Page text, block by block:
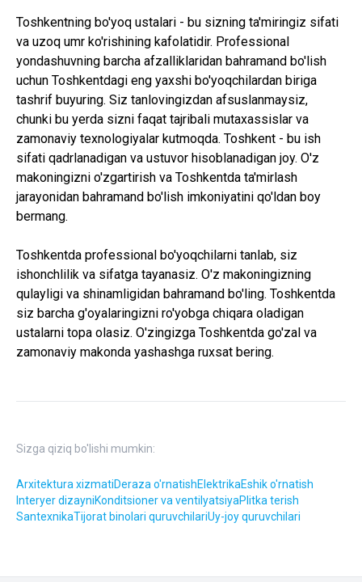
Toshkentning bo'yoq ustalari - bu sizning ta'miringiz sifati
va uzoq umr ko'rishining kafolatidir. Professional
yondashuvning barcha afzalliklaridan bahramand bo'lish
uchun Toshkentdagi eng yaxshi bo'yoqchilardan biriga
tashrif buyuring. Siz tanlovingizdan afsuslanmaysiz,
chunki bu yerda sizni faqat tajribali mutaxassislar va
zamonaviy texnologiyalar kutmoqda. Toshkent - bu ish
sifati qadrlanadigan va ustuvor hisoblanadigan joy. O'z
makoningizni o'zgartirish va Toshkentda ta'mirlash
jarayonidan bahramand bo'lish imkoniyatini qo'ldan boy
bermang.
Toshkentda professional bo'yoqchilarni tanlab, siz
ishonchlilik va sifatga tayanasiz. O'z makoningizning
qulayligi va shinamligidan bahramand bo'ling. Toshkentda
siz barcha g'oyalaringizni ro'yobga chiqara oladigan
ustalarni topa olasiz. O'zingizga Toshkentda go'zal va
zamonaviy makonda yashashga ruxsat bering.
Sizga qiziq bo'lishi mumkin:
Arxitektura xizmatiDeraza o'rnatishElektrikaEshik o'rnatish
Interyer dizayniKonditsioner va ventilyatsiyaPlitka terish
SantexnikaTijorat binolari quruvchilariUy-joy quruvchilari